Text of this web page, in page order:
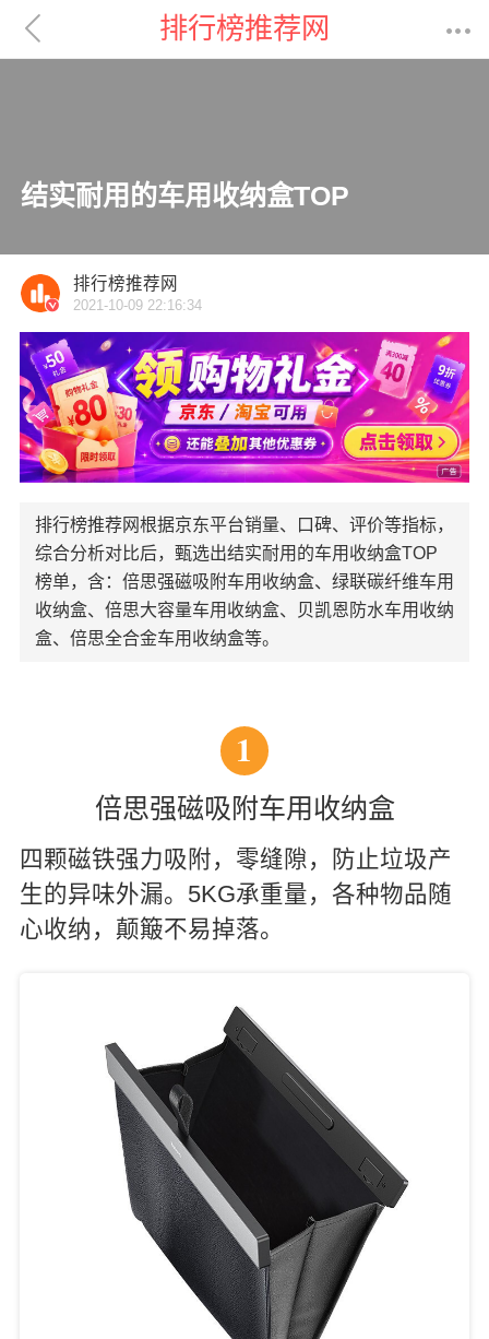
 排行榜推荐网 
结实耐用的车用收纳盒TOP

排行榜推荐网
2021-10-09 22:16:34
排行榜推荐网根据京东平台销量、口碑、评价等指标，
综合分析对比后，甄选出结实耐用的车用收纳盒TOP
榜单，含：倍思强磁吸附车用收纳盒、绿联碳纤维车用
收纳盒、倍思大容量车用收纳盒、贝凯恩防水车用收纳
盒、倍思全合金车用收纳盒等。
1
倍思强磁吸附车用收纳盒
四颗磁铁强力吸附，零缝隙，防止垃圾产
生的异味外漏。5KG承重量，各种物品随
心收纳，颠簸不易掉落。